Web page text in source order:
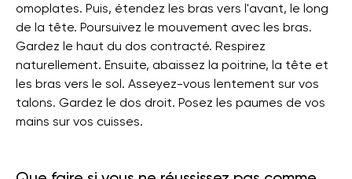
omoplates. Puis, étendez les bras vers l'avant, le long
de la tête. Poursuivez le mouvement avec les bras.
Gardez le haut du dos contracté. Respirez
naturellement. Ensuite, abaissez la poitrine, la tête et
les bras vers le sol. Asseyez-vous lentement sur vos
talons. Gardez le dos droit. Posez les paumes de vos
mains sur vos cuisses.